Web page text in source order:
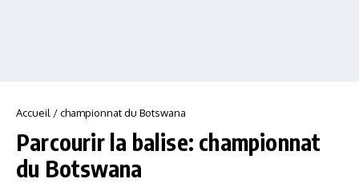
Accueil /championnat du Botswana
Parcourir la balise: championnat
du Botswana